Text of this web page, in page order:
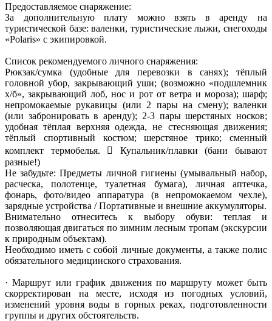
Предоставляемое снаряжение:
За дополнительную плату можно взять в аренду на
туристической базе: валенки, туристические лыжи, снегоходы
«Polaris» с экипировкой.
Список рекомендуемого личного снаряжения:
Рюкзак/сумка (удобные для перевозки в санях); тёплый
головной убор, закрывающий уши; (возможно «подшлемник
х/б», закрывающий лоб, нос и рот от ветра и мороза); шарф;
непромокаемые рукавицы (или 2 пары на смену); валенки
(или забронировать в аренду); 2-3 пары шерстяных носков;
удобная тёплая верхняя одежда, не стесняющая движения;
тёплый спортивный костюм; шерстяное трико; сменный
комплект термобелья.  Купальник/плавки (бани бывают
разные!)
Не забудьте: Предметы личной гигиены (умывальный набор,
расческа, полотенце, туалетная бумага), личная аптечка,
фонарь, фото/видео аппаратура (в непромокаемом чехле),
зарядные устройства / Портативные и внешние аккумуляторы.
Внимательно отнеситесь к выбору обуви: теплая и
позволяющая двигаться по зимним лесным тропам (экскурсии
к природным объектам).
Необходимо иметь с собой личные документы, а также полис
обязательного медицинского страхования.
· Маршрут или график движения по маршруту может быть
скорректирован на месте, исходя из погодных условий,
изменений уровня воды в горных реках, подготовленности
группы и других обстоятельств.